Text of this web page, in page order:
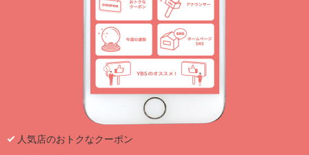
人気店のおトクなクーポン